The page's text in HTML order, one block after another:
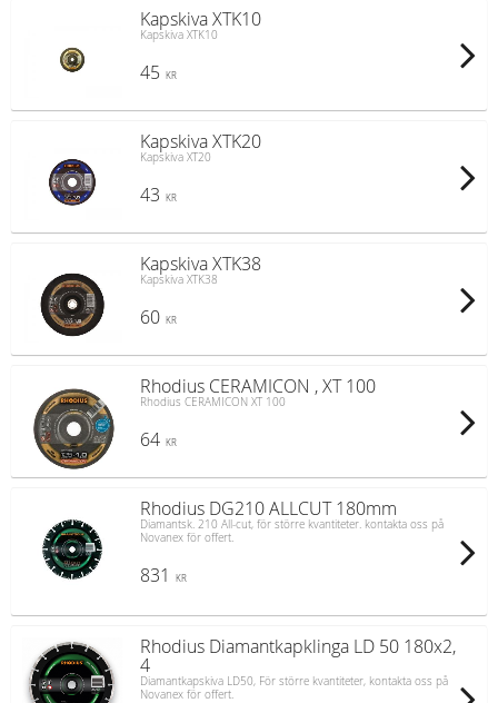
Kapskiva XTK10
Kapskiva XTK10
45 KR
Kapskiva XTK20
Kapskiva XT20
43 KR
Kapskiva XTK38
Kapskiva XTK38
60 KR
Rhodius CERAMICON , XT 100
Rhodius CERAMICON XT 100
64 KR
Rhodius DG210 ALLCUT 180mm
Diamantsk. 210 All-cut, för större kvantiteter. kontakta oss på
Novanex för offert.
831 KR
Rhodius Diamantkapklinga LD 50 180x2,
4
Diamantkapskiva LD50, För större kvantiteter, kontakta oss på
Novanex för offert.